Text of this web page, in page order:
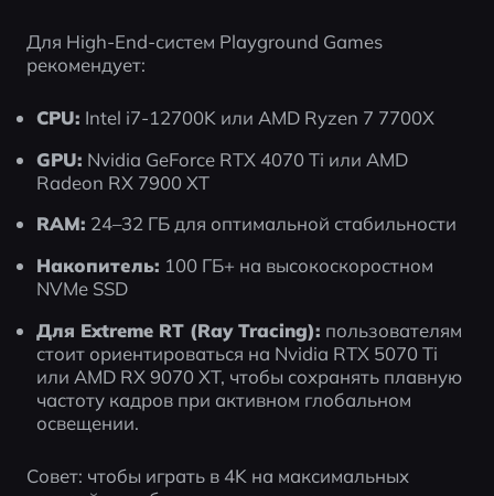
Для High-End-систем Playground Games
рекомендует:
CPU: Intel i7-12700K или AMD Ryzen 7 7700X
GPU: Nvidia GeForce RTX 4070 Ti или AMD
Radeon RX 7900 XT
RAM: 24–32 ГБ для оптимальной стабильности
Накопитель: 100 ГБ+ на высокоскоростном
NVMe SSD
Для Extreme RT (Ray Tracing): пользователям
стоит ориентироваться на Nvidia RTX 5070 Ti
или AMD RX 9070 XT, чтобы сохранять плавную
частоту кадров при активном глобальном
освещении.
Совет: чтобы играть в 4K на максимальных